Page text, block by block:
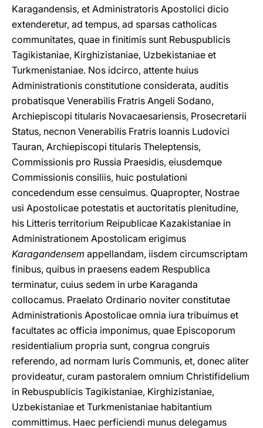
Karagandensis, et Administratoris Apostolici dicio
extenderetur, ad tempus, ad sparsas catholicas
communitates, quae in finitimis sunt Rebuspublicis
Tagikistaniae, Kirghizistaniae, Uzbekistaniae et
Turkmenistaniae. Nos idcirco, attente huius
Administrationis constitutione considerata, auditis
probatisque Venerabilis Fratris Angeli Sodano,
Archiepiscopi titularis Novacaesariensis, Prosecretarii
Status, necnon Venerabilis Fratris Ioannis Ludovici
Tauran, Archiepiscopi titularis Theleptensis,
Commissionis pro Russia Praesidis, eiusdemque
Commissionis consiliis, huic postulationi
concedendum esse censuimus. Quapropter, Nostrae
usi Apostolicae potestatis et auctoritatis plenitudine,
his Litteris territorium Reipublicae Kazakistaniae in
Administrationem Apostolicam erigimus
Karagandensem appellandam, iisdem circumscriptam
finibus, quibus in praesens eadem Respublica
terminatur, cuius sedem in urbe Karaganda
collocamus. Praelato Ordinario noviter constitutae
Administrationis Apostolicae omnia iura tribuimus et
facultates ac officia imponimus, quae Episcoporum
residentialium propria sunt, congrua congruis
referendo, ad normam Iuris Communis, et, donec aliter
provideatur, curam pastoralem omnium Christifidelium
in Rebuspublicis Tagikistaniae, Kirghizistaniae,
Uzbekistaniae et Turkmenistaniae habitantium
committimus. Haec perficiendi munus delegamus